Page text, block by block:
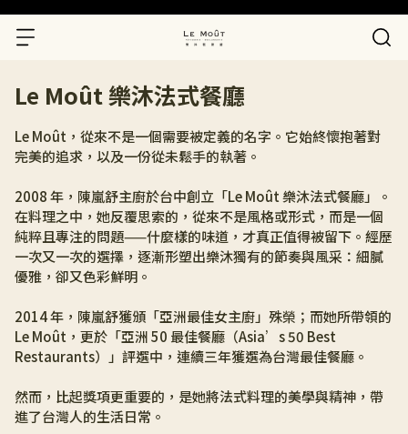
Le Moût 樂沐法式餐廳
Le Moût，從來不是一個需要被定義的名字。它始終懷抱著對
完美的追求，以及一份從未鬆手的執著。
2008 年，陳嵐舒主廚於台中創立「Le Moût 樂沐法式餐廳」。
在料理之中，她反覆思索的，從來不是風格或形式，而是一個
純粹且專注的問題——什麼樣的味道，才真正值得被留下。經歷
一次又一次的選擇，逐漸形塑出樂沐獨有的節奏與風采：細膩
優雅，卻又色彩鮮明。
2014 年，陳嵐舒獲頒「亞洲最佳女主廚」殊榮；而她所帶領的
Le Moût，更於「亞洲 50 最佳餐廳（Asia’s 50 Best
Restaurants）」評選中，連續三年獲選為台灣最佳餐廳。
然而，比起獎項更重要的，是她將法式料理的美學與精神，帶
進了台灣人的生活日常。